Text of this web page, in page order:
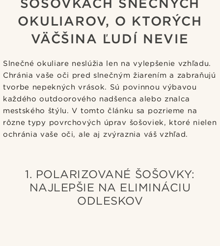
OKULIAROV, O KTORÝCH
VÄČŠINA ĽUDÍ NEVIE
Slnečné okuliare neslúžia len na vylepšenie vzhľadu.
Chránia vaše oči pred slnečným žiarením a zabraňujú
tvorbe nepekných vrások. Sú povinnou výbavou
každého outdoorového nadšenca alebo znalca
mestského štýlu. V tomto článku sa pozrieme na
rôzne typy povrchových úprav šošoviek, ktoré nielen
ochránia vaše oči, ale aj zvýraznia váš vzhľad.
1. POLARIZOVANÉ ŠOŠOVKY:
NAJLEPŠIE NA ELIMINÁCIU
ODLESKOV